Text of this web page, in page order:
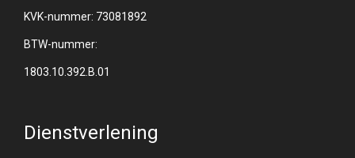
KVK-nummer: 73081892
BTW-nummer:
1803.10.392.B.01
Dienstverlening